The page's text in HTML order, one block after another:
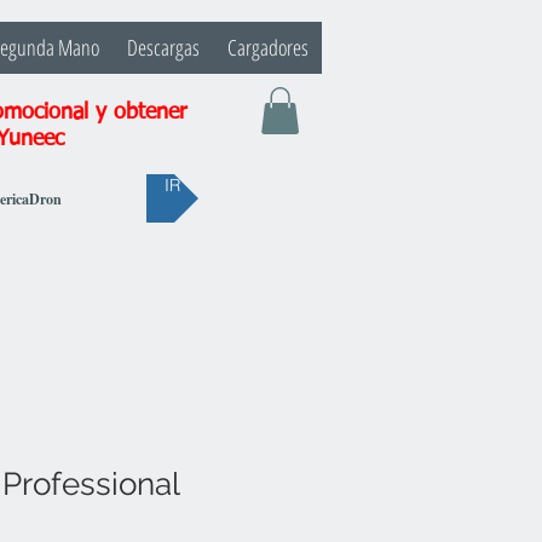
Mano Descargas Cargadores
y obtener
IR